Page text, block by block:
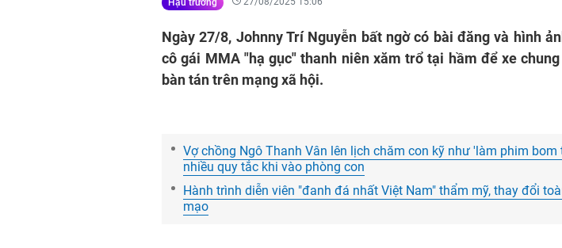
Ngày 27/8, Johnny Trí Nguyễn bất ngờ có bài đăng và hình
cô gái MMA "hạ gục" thanh niên xăm trổ tại hầm để xe
bàn tán trên mạng xã hội.
Vợ chồng Ngô Thanh Vân lên lịch chăm con kỹ như 'làm phim bom
nhiều quy tắc khi vào phòng con
Hành trình diễn viên "đanh đá nhất Việt Nam" thẩm mỹ, thay đổi
mạo